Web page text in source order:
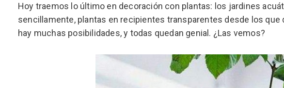
Hoy traemos lo último en decoración con plantas: los jardines
sencillamente, plantas en recipientes transparentes desde los
hay muchas posibilidades, y todas quedan genial. ¿Las vemos?